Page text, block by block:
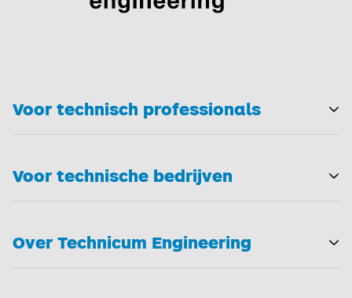
Voor technisch professionals
Voor technische bedrijven
Over Technicum Engineering